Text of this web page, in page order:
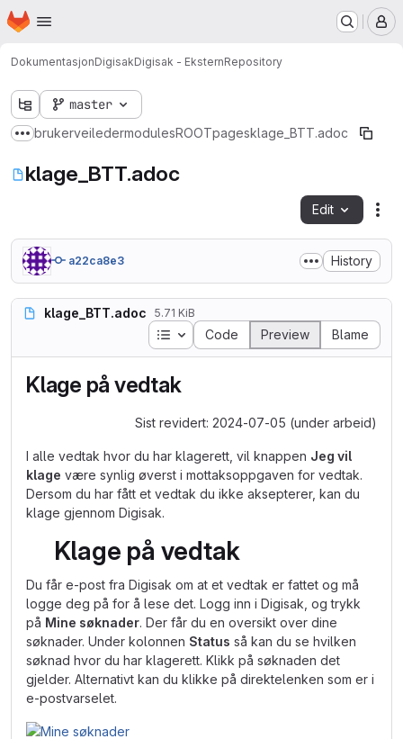
Skip to main content
Homepage
DokumentasjonDigisakDigisak - EksternRepository
master
Show more breadcrumbs
brukerveiledermodulesROOTpagesklage_BTT.adoc
klage_BTT.adoc
Edit
a22ca8e3 History
klage_BTT.adoc 5.71 KiB
Table of contents
Code Preview Blame
Klage på vedtak
Sist revidert: 2024-07-05 (under arbeid)
I alle vedtak hvor du har klagerett, vil knappen Jeg vil
klage være synlig øverst i mottaksoppgaven for vedtak.
Dersom du har fått et vedtak du ikke aksepterer, kan du
klage gjennom Digisak.
Klage på vedtak
Du får e-post fra Digisak om at et vedtak er fattet og må
logge deg på for å lese det. Logg inn i Digisak, og trykk
på Mine søknader. Der får du en oversikt over dine
søknader. Under kolonnen Status så kan du se hvilken
søknad hvor du har klagerett. Klikk på søknaden det
gjelder. Alternativt kan du klikke på direktelenken som er i
e-postvarselet.